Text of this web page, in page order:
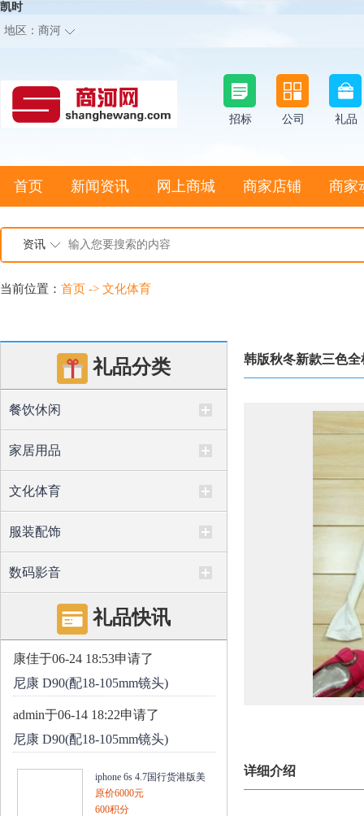
凯时
地区： 商河
招标 公司 礼品
首页 新闻资讯 网上商城 商家店铺 商家
资讯
当前位置： 首页 -> 文化体育
礼品分类
餐饮休闲
家居用品
文化体育
服装配饰
数码影音
礼品快讯
康佳于06-24 18:53申请了
尼康 D90(配18-105mm镜头)
admin于06-14 18:22申请了
尼康 D90(配18-105mm镜头)
iphone 6s 4.7国行货港版美
版置官换机电信三网无锁
4G
原价6000元
600积分
韩版秋冬新款三色
详细介绍